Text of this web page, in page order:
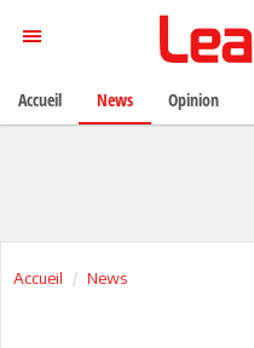
Accueil News
Accueil News Opinion